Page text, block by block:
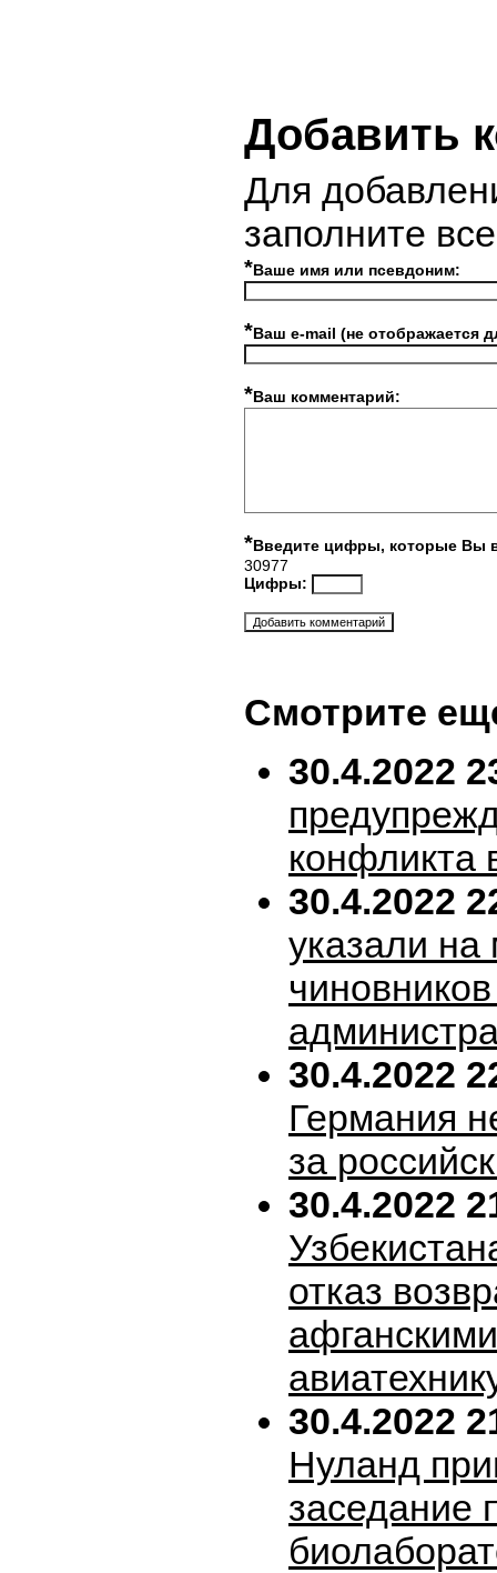
Добавить
Для
заполните
*Ваше имя или псевдоним:
*Ваш e-mail (не отображается
*Ваш комментарий:
*Введите цифры, которые Вы
30977
Цифры:
Смотрите
30.4.2022
конфликта
30.4.2022
указали на
30.4.2022
Германия
за
30.4.2022
отказ
30.4.2022
Нуланд
заседание